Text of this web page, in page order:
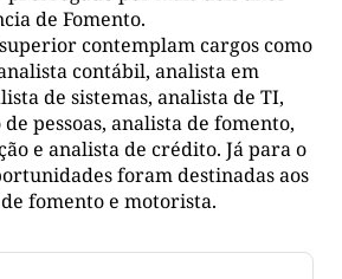
de Fomento.
contemplam cargos como
contábil, analista em
de sistemas, analista de TI,
pessoas, analista de fomento,
e analista de crédito. Já para o
foram destinadas aos
fomento e motorista.